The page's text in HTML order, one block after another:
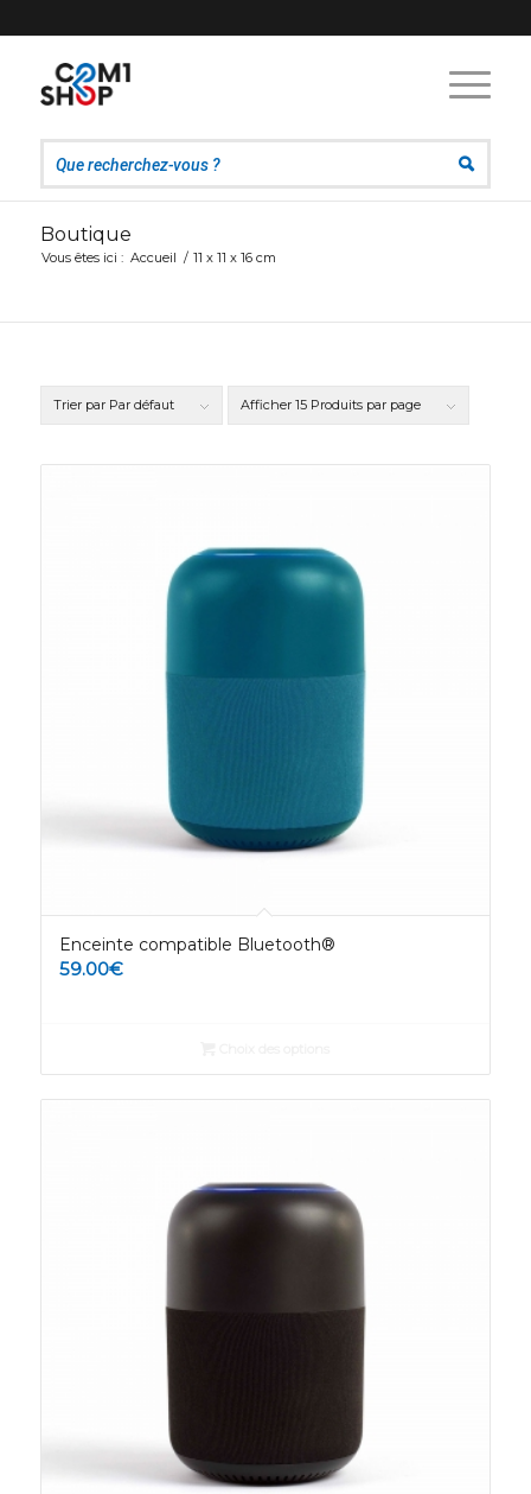
Boutique
Vous êtes ici : Accueil / 11 x 11 x 16 cm
Trier par Par défaut Afficher 15 Produits par page
Enceinte compatible Bluetooth®
59.00€